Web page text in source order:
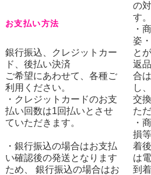
お支払い方法
銀行振込、クレジットカー
ド、後払い決済
ご希望にあわせて、各種ご
利用ください。
・クレジットカードのお支
払い回数は1回払いとさせ
ていただきます。
・銀行振込の場合はお支払
い確認後の発送となります
ため、 銀行振込の場合はお
の
す。
・
姿
と
返
合
し
交
た
・
損
着
は
到